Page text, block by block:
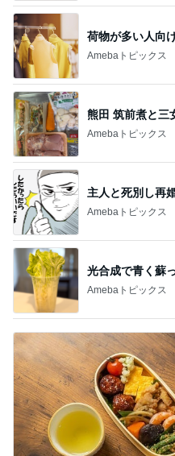
荷物が多い人向
Amebaトピックス
熊田 筑前煮と三
Amebaトピックス
主人と死別し再
Amebaトピックス
光合成で青く蘇
Amebaトピックス